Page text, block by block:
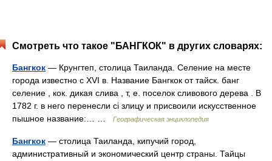
Смотреть что такое "БАНГКОК" в других словарях:
Бангкок — Крунгтеп, столица Таиланда. Селение на месте
города известно с XVI в. Название Бангкок от тайск. банг
селение , кок. дикая слива , т, е. поселок сливового дерева . В
1782 г. в него перенесли ci злицу и присвоили искусственное
пышное название:… …
Географическая энциклопедия
Бангкок — столица Таиланда, кипучий город,
административный и экономический центр страны. Тайцы